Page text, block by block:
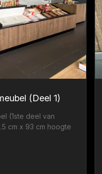
(Deel 1)
(1ste deel van
cm x 93 cm hoogte